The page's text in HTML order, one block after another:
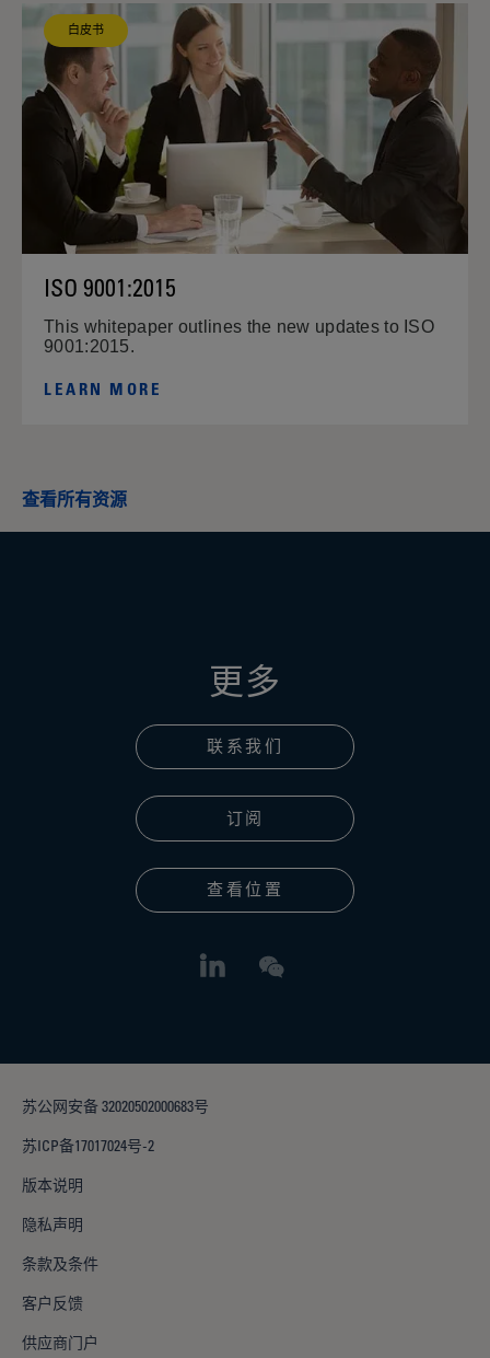
白皮书
ISO 9001:2015
This whitepaper outlines the new updates to ISO
9001:2015.
LEARN MORE
查看所有资源
更多
联系我们
订阅
查看位置
苏公网安备 32020502000683号
苏ICP备17017024号-2
版本说明
隐私声明
条款及条件
客户反馈
供应商门户